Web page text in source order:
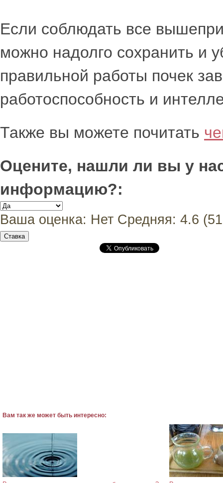
Если соблюдать все
можно надолго сохранить и
правильной работы почек
работоспособность и
Также вы можете почитать
Оцените, нашли ли вы у
информацию?:
Ваша оценка: Нет Средняя: 4.6 (51
Вам так же может быть интересно: